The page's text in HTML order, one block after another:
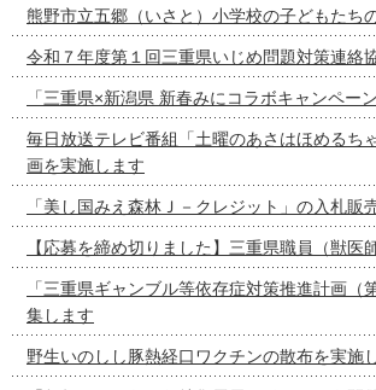
熊野市立五郷（いさと）小学校の子どもたち
令和７年度第１回三重県いじめ問題対策連絡
「三重県×新潟県 新春みにコラボキャンペー
毎日放送テレビ番組「土曜のあさはほめるち
画を実施します
「美し国みえ森林Ｊ－クレジット」の入札販
【応募を締め切りました】三重県職員（獣医
「三重県ギャンブル等依存症対策推進計画
集します
野生いのしし豚熱経口ワクチンの散布を実施